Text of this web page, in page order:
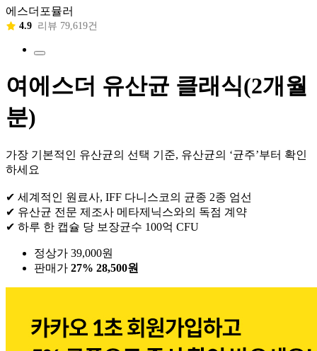
에스더포뮬러
4.9 리뷰 79,619건
여에스더 유산균 클래식(2개월
분)
가장 기본적인 유산균의 선택 기준, 유산균의 ‘균주’부터 확인
하세요
✔ 세계적인 원료사, IFF 다니스코의 균종 2종 엄선
✔ 유산균 전문 제조사 메타제닉스와의 독점 계약
✔ 하루 한 캡슐 당 보장균수 100억 CFU
정상가 39,000원
판매가 27% 28,500원